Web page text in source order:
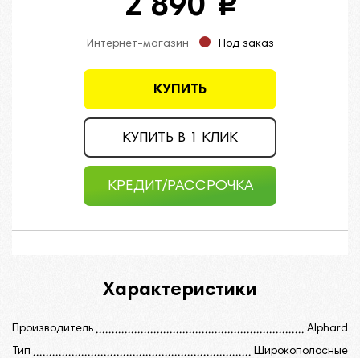
2 890
КУПИТЬ
КУПИТЬ В 1 КЛИК
КРЕДИТ/РАССРОЧКА
Интернет-магазин Под заказ
Характеристики
Производитель
Alphard
Тип
Широкополосные